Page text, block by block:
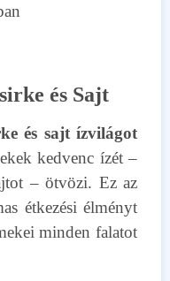
és Sajt
és sajt ízvilágot
kedvenc ízét –
– ötvözi. Ez az
étkezési élményt
minden falatot